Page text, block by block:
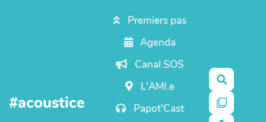
Aller au contenu principal
#acoustice
Premiers pas
Agenda
Canal SOS
L'AMI.e
Papot'Cast